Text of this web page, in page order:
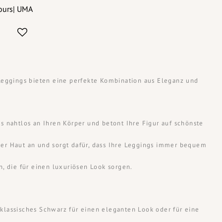
UMA
bieten eine perfekte Kombination aus Eleganz und
an Ihren Körper und betont Ihre Figur auf schönste
an und sorgt dafür, dass Ihre Leggings immer bequem
die für einen luxuriösen Look sorgen.
Schwarz für einen eleganten Look oder für eine